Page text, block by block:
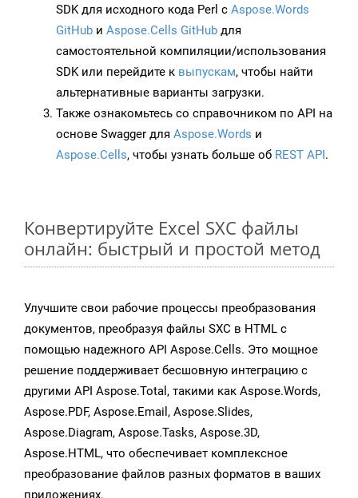
SDK для исходного кода Perl с Aspose.Words
GitHub и Aspose.Cells GitHub для
самостоятельной компиляции/использования
SDK или перейдите к выпускам, чтобы найти
альтернативные варианты загрузки.
Также ознакомьтесь со справочником по API на
основе Swagger для Aspose.Words и
Aspose.Cells, чтобы узнать больше об REST API.
Конвертируйте Excel SXC файлы
онлайн: быстрый и простой метод
Улучшите свои рабочие процессы преобразования
документов, преобразуя файлы SXC в HTML с
помощью надежного API Aspose.Cells. Это мощное
решение поддерживает бесшовную интеграцию с
другими API Aspose.Total, такими как Aspose.Words,
Aspose.PDF, Aspose.Email, Aspose.Slides,
Aspose.Diagram, Aspose.Tasks, Aspose.3D,
Aspose.HTML, что обеспечивает комплексное
преобразование файлов разных форматов в ваших
приложениях.